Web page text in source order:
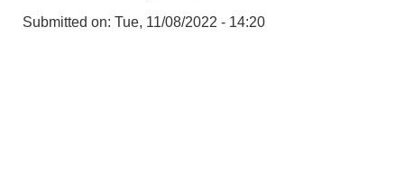
Submitted on: Tue, 11/08/2022 - 14:20